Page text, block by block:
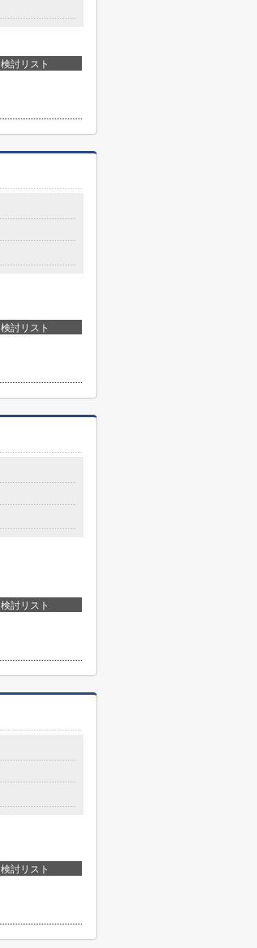
検討リスト
検討リスト
検討リスト
検討リスト